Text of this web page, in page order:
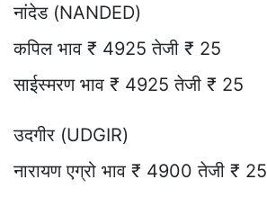
नांदेड (NANDED)
कपिल भाव ₹ 4925 तेजी ₹ 25
साईस्मरण भाव ₹ 4925 तेजी ₹ 25
उदगीर (UDGIR)
नारायण एग्रो भाव ₹ 4900 तेजी ₹ 25